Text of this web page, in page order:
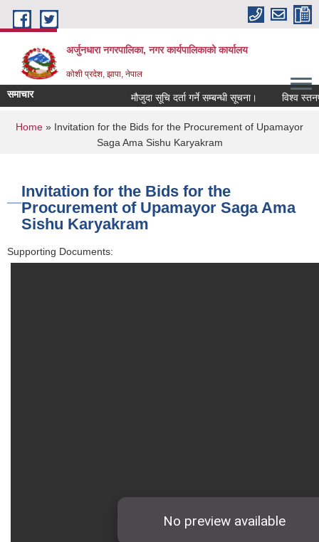
Skip to main content
अर्जुनधारा नगरपालिका, नगर कार्यपालिकाको कार्यालय
कोशी प्रदेश, झापा, नेपाल
समाचार मौजुदा सूचि दर्ता गर्ने सम्बन्धी सूचना। विश्व
You are here
Home » Invitation for the Bids for the Procurement of Upamayor
Saga Ama Sishu Karyakram
Invitation for the Bids for the
Procurement of Upamayor Saga Ama
Sishu Karyakram
Supporting Documents: